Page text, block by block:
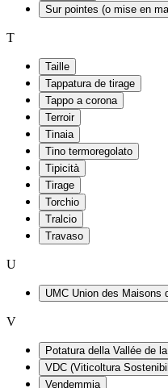
Sur pointes (o mise en
T
Taille
Tappatura de tirage
Tappo a corona
Terroir
Tinaia
Tino termoregolato
Tipicità
Tirage
Torchio
Tralcio
Travaso
U
UMC Union des Maisons
V
Potatura della Vallée de
VDC (Viticoltura
Vendemmia